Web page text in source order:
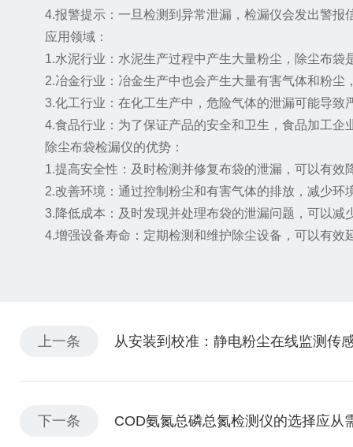
4.报警提示：一旦检测到异常泄漏，检漏仪会发出警报
应用领域：
1.水泥行业：水泥生产过程中产生大量粉尘，除尘布袋
2.冶金行业：冶金生产中也会产生大量有害气体和粉尘
3.化工行业：在化工生产中，危险气体的泄漏可能导致
4.食品行业：为了保证产品的安全和卫生，食品加工企
除尘布袋检漏仪的优势：
1.提高安全性：及时检测并修复布袋的泄漏，可以有效
2.改善环境：通过控制粉尘和有害气体的排放，减少环
3.降低成本：及时发现并处理布袋的泄漏问题，可以减
4.增强设备寿命：定期检测和维护除尘设备，可以有效
上一条 从安装到校准：静电粉尘在线监测传
下一条 COD氨氮总磷总氮检测仪的选择应从